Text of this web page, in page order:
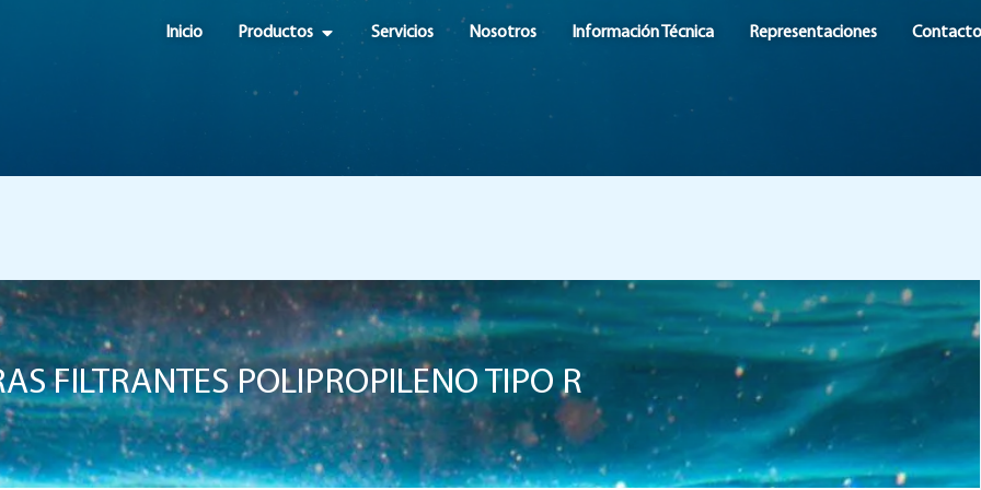
Inicio Productos OPEN PRODUCTOS
Servicios Nosotros Información Técnica Representaciones
FILTRANTES POLIPROPILENO TIPO R